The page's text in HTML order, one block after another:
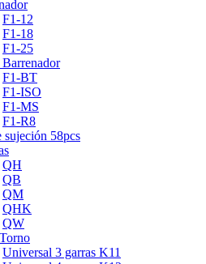
F1-12
F1-18
F1-25
F1-BT
F1-ISO
F1-MS
F1-R8
sujeción 58pcs
QH
QB
QM
QHK
QW
Universal 3 garras K11